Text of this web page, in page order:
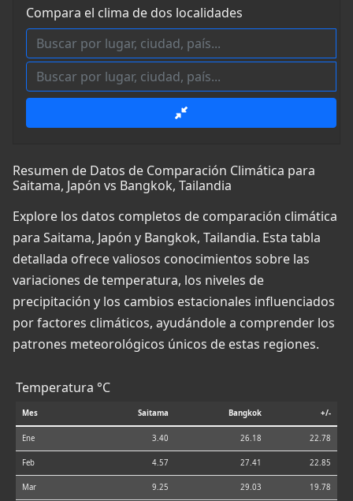
Compara el clima de dos localidades
Resumen de Datos de Comparación Climática para
Saitama, Japón vs Bangkok, Tailandia
Explore los datos completos de comparación climática
para Saitama, Japón y Bangkok, Tailandia. Esta tabla
detallada ofrece valiosos conocimientos sobre las
variaciones de temperatura, los niveles de
precipitación y los cambios estacionales influenciados
por factores climáticos, ayudándole a comprender los
patrones meteorológicos únicos de estas regiones.
Temperatura °C
Mes Saitama Bangkok +/-
Ene 3.40 26.18 22.78
Feb 4.57 27.41 22.85
Mar 9.25 29.03 19.78